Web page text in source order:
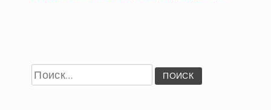
Найти: